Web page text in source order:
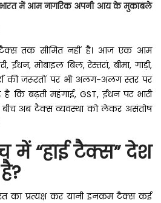
भारत में आम नागरिक अपनी आय के मुकाबले
तक सीमित नहीं है। आज एक आम
ईंधन, मोबाइल बिल, रेस्तरां, बीमा, गाड़ी,
की जरूरतों पर भी अलग-अलग स्तर पर
कि बढ़ती महंगाई, GST, ईंधन पर भारी
अब टैक्स व्यवस्था को लेकर असंतोष
में “हाई टैक्स” देश
का प्रत्यक्ष कर यानी इनकम टैक्स कई